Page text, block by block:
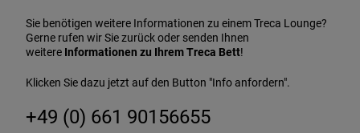
Sie benötigen weitere Informationen zu einem Treca Lounge?
Gerne rufen wir Sie zurück oder senden Ihnen
weitere Informationen zu Ihrem Treca Bett!
Klicken Sie dazu jetzt auf den Button "Info anfordern".
+49 (0) 661 90156655